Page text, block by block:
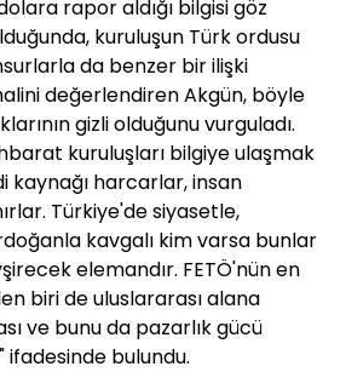
rapor aldığı bilgisi göz
kuruluşun Türk ordusu
da benzer bir ilişki
değerlendiren Akgün, böyle
gizli olduğunu vurguladı.
kuruluşları bilgiye ulaşmak
kaynağı harcarlar, insan
Türkiye'de siyasetle,
kavgalı kim varsa bunlar
elemandır. FETÖ'nün en
biri de uluslararası alana
ve bunu da pazarlık gücü
ifadesinde bulundu.